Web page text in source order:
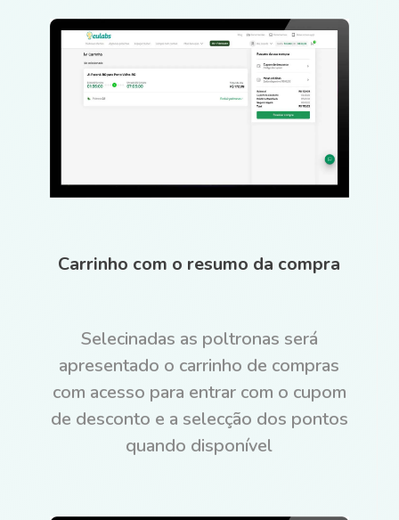
Carrinho com o resumo da compra
Selecinadas as poltronas será
apresentado o carrinho de compras
com acesso para entrar com o cupom
de desconto e a selecção dos pontos
quando disponível